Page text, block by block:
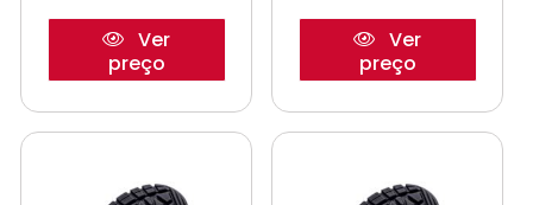
Ver
preço
Ver
preço